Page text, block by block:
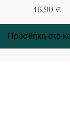
16,90 €
Προσθήκη στο